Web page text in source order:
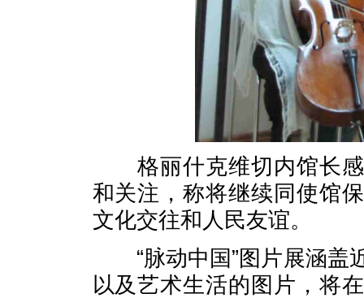
格丽什克维切内馆长感
和关注，称将继续同使馆
文化交往和人民友谊。
“脉动中国”图片展涵盖
以及艺术生活的图片，将